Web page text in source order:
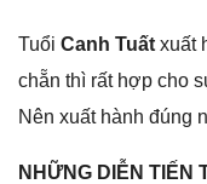
Tuổi Canh Tuất xuất
chẵn thì rất hợp cho
Nên xuất hành đúnɡ
NHỮNG DIỄN TIẾN